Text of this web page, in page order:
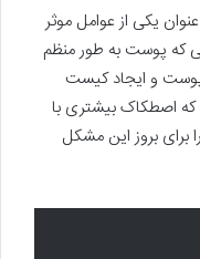
یکی از عوامل موثر
که پوست به طور منظم
و ایجاد کیست
که اصطکاک بیشتری با
برای بروز این مشکل